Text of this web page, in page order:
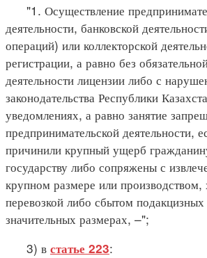
"1. Осуществление
деятельности, банковской
операций) или коллекторской
регистрации, а равно без
деятельности лицензии либо с
законодательства Республики
уведомлениях, а равно занятие
предпринимательской деятельности,
причинили крупный ущерб
государству либо сопряжены с
крупном размере или производством,
перевозкой либо сбытом подакцизных
значительных размерах, –";
3) в статье 223: